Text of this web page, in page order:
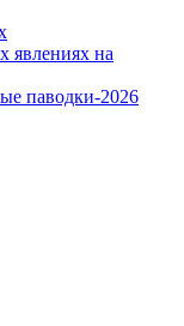
явлениях на
паводки-2026